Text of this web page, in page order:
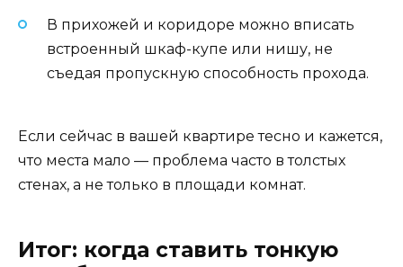
В прихожей и коридоре можно вписать
встроенный шкаф-купе или нишу, не
съедая пропускную способность прохода.
Если сейчас в вашей квартире тесно и кажется,
что места мало — проблема часто в толстых
стенах, а не только в площади комнат.
Итог: когда ставить тонкую